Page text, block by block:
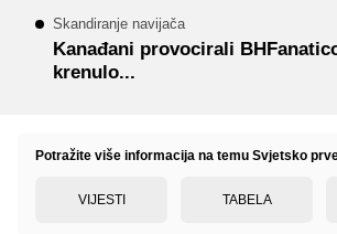
Skandiranje navijača
Kanađani provocirali
krenulo...
Potražite više informacija na temu Svjetsko
VIJESTI TABELA